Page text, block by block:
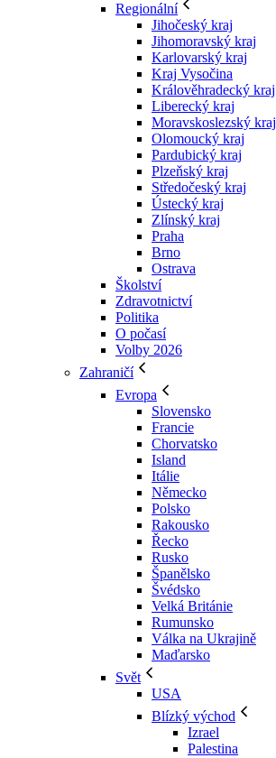
Regionální
Jihočeský kraj
Jihomoravský kraj
Karlovarský kraj
Kraj Vysočina
Králověhradecký kraj
Liberecký kraj
Moravskoslezský kraj
Olomoucký kraj
Pardubický kraj
Plzeňský kraj
Středočeský kraj
Ústecký kraj
Zlínský kraj
Praha
Brno
Ostrava
Školství
Zdravotnictví
Politika
O počasí
Volby 2026
Zahraničí
Evropa
Slovensko
Francie
Chorvatsko
Island
Itálie
Německo
Polsko
Rakousko
Řecko
Rusko
Španělsko
Švédsko
Velká Británie
Rumunsko
Válka na Ukrajině
Maďarsko
Svět
USA
Blízký východ
Izrael
Palestina